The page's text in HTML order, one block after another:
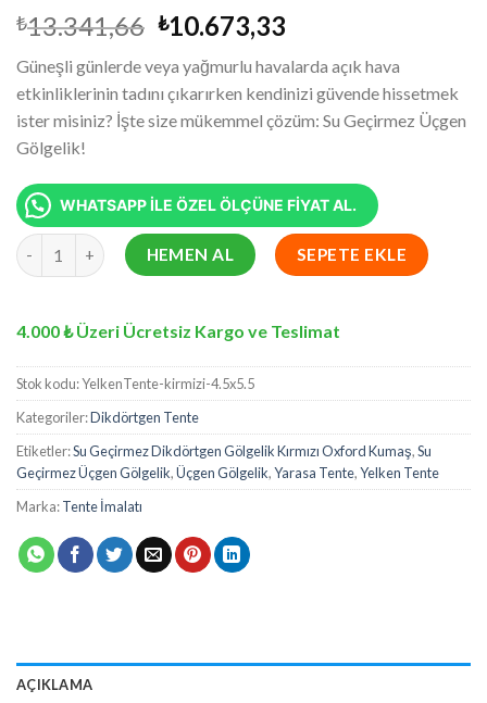
puanına
dayanarak
5 üzerinden
4.92puan
aldı
₺13.341,66 Orijinal
₺13.341,66.
₺10.673,33
fiyat:
₺10.673,33.
Güneşli günlerde veya yağmurlu havalarda açık hava
etkinliklerinin tadını çıkarırken kendinizi güvende hissetmek
ister misiniz? İşte size mükemmel çözüm: Su Geçirmez Üçgen
Gölgelik!
WHATSAPP İLE ÖZEL ÖLÇÜNE FİYAT AL.
Su Geçirmez Dikdörtgen Gölgelik Kırmızı Oxford Kumaş,
HEMEN AL SEPETE EKLE
4.000 ₺ Üzeri Ücretsiz Kargo ve Teslimat
Stok kodu:YelkenTente-kirmizi-4.5x5.5
Kategoriler:Dikdörtgen Tente
Etiketler:Su Geçirmez Dikdörtgen Gölgelik Kırmızı Oxford Kumaş,Su
Geçirmez Üçgen Gölgelik,Üçgen Gölgelik,Yarasa Tente,Yelken Tente
Marka:Tente İmalatı
AÇIKLAMA